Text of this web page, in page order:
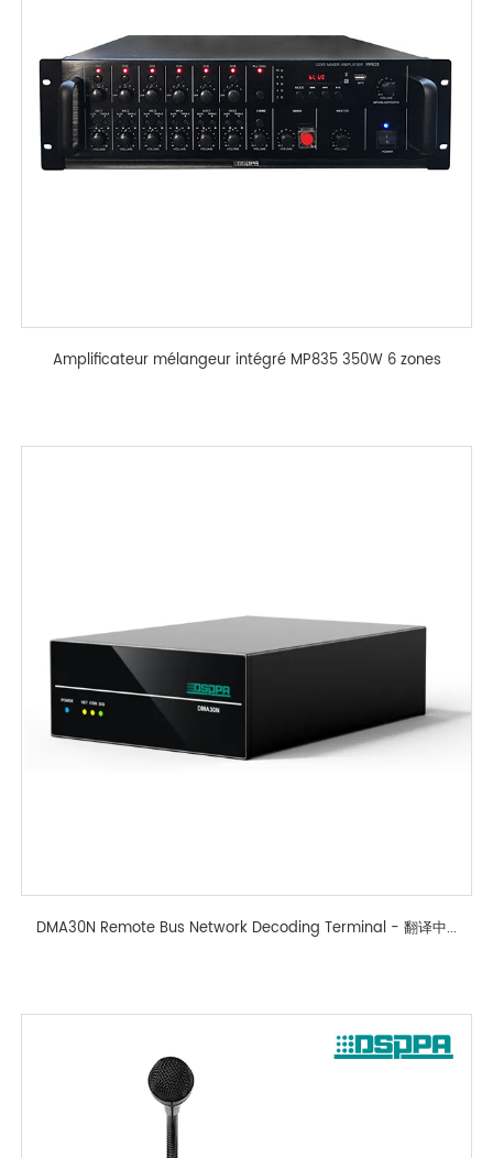
Amplificateur mélangeur intégré MP835 350W 6 zones
DMA30N Remote Bus Network Decoding Terminal - 翻译中...